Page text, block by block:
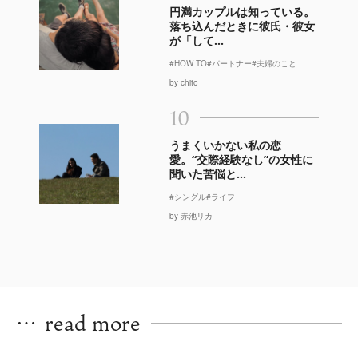
円満カップルは知っている。
落ち込んだときに彼氏・彼女
が「して...
#HOW TO#パートナー#夫婦のこと
by chito
10
うまくいかない私の恋
愛。“交際経験なし”の女性に
聞いた苦悩と...
#シングル#ライフ
by 赤池リカ
… read more